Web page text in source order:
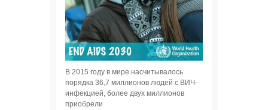
В 2015 году в мире насчитывалось
порядка 36,7 миллионов людей с ВИЧ-
инфекцией, более двух миллионов
приобрели